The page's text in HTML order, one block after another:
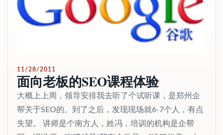
11/28/2011
面向老板的SEO课程体验
大概上上周，领导安排我去听了个试听课，是郑州企
帮关于SEO的。到了之后，发现现场就6-7个人，有点
失望。 讲师是个南方人，姓冯，培训的机构是企帮